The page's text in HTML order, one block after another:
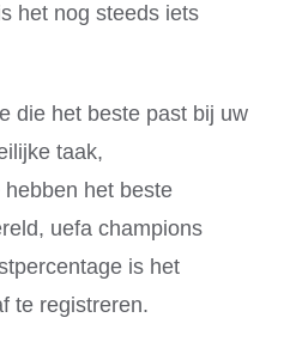
het nog steeds iets
die het beste past bij uw
taak,
het beste
uefa champions
is het
te registreren.